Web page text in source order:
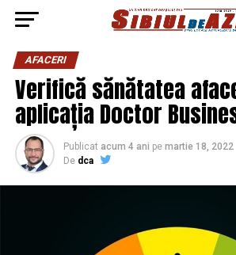
AFACERI
Verifică sănătatea
aplicația Doctor
Publicat acum 4 ani pe martie 18, 2022
De dca